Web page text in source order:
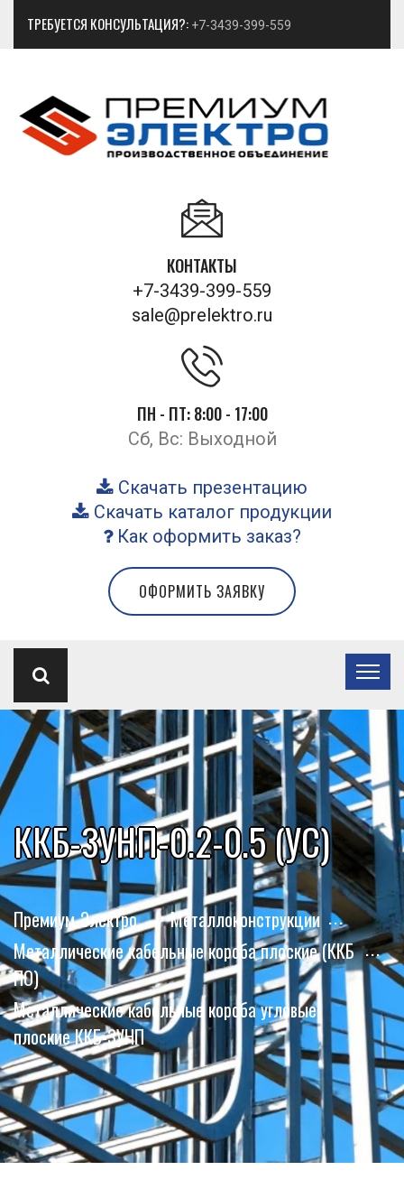
ТРЕБУЕТСЯ КОНСУЛЬТАЦИЯ?: +7-3439-399-559
КОНТАКТЫ
+7-3439-399-559
sale@prelektro.ru
ПН - ПТ: 8:00 - 17:00
Сб, Вс: Выходной
Скачать презентацию
Скачать каталог продукции
Как оформить заказ?
ОФОРМИТЬ ЗАЯВКУ
ККБ-3УНП-0.2-0.5 (УС)
Премиум-Электро
Металлоконструкции
Металлические кабельные короба плоские (ККБ
ПО)
Металлические кабельные короба угловые
плоские ККБ-3УНП